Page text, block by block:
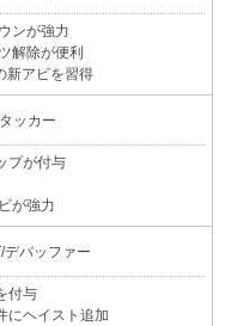
ンが強力
解除が便利
新アビを習得
ッカー
プが付与
が強力
デバッファー
付与
にヘイスト追加